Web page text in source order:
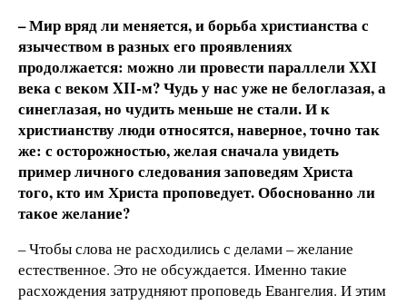
– Мир вряд ли меняется, и борьба христианства с
язычеством в разных его проявлениях
продолжается: можно ли провести параллели XXI
века с веком XII-м? Чудь у нас уже не белоглазая, а
синеглазая, но чудить меньше не стали. И к
христианству люди относятся, наверное, точно так
же: с осторожностью, желая сначала увидеть
пример личного следования заповедям Христа
того, кто им Христа проповедует. Обоснованно ли
такое желание?
– Чтобы слова не расходились с делами – желание
естественное. Это не обсуждается. Именно такие
расхождения затрудняют проповедь Евангелия. И этим